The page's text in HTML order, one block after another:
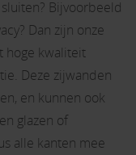
Bijvoorbeeld
Dan zijn onze
hoge kwaliteit
Deze zijwanden
en kunnen ook
glazen of
alle kanten mee